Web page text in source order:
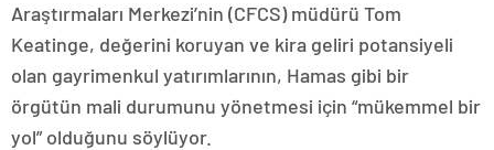
Araştırmaları Merkezi’nin (CFCS) müdürü Tom
Keatinge, değerini koruyan ve kira geliri potansiyeli
olan gayrimenkul yatırımlarının, Hamas gibi bir
örgütün mali durumunu yönetmesi için “mükemmel bir
yol” olduğunu söylüyor.